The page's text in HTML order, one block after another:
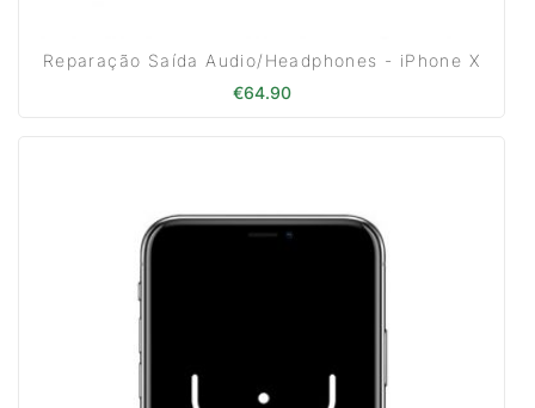
Reparação Saída Audio/Headphones - iPhone X
€64.90